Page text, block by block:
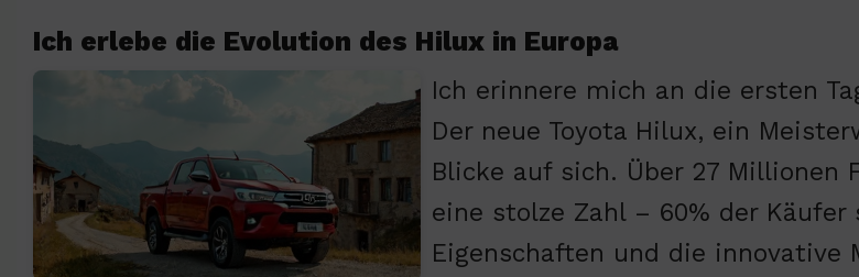
Ich erlebe die Evolution des Hilux in Europa
Ich erinnere mich an die ersten
Der neue Toyota Hilux, ein
Blicke auf sich. Über 27 Millionen
eine stolze Zahl – 60% der
Eigenschaften und die